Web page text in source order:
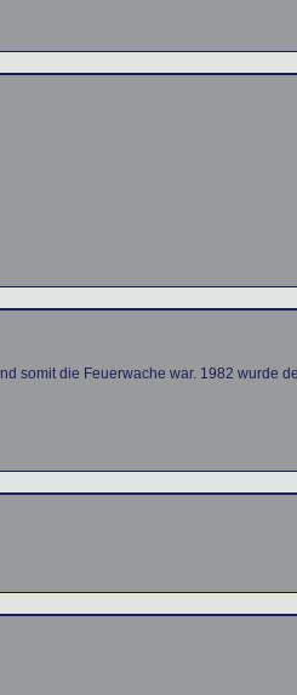
somit die Feuerwache war. 1982 wurde